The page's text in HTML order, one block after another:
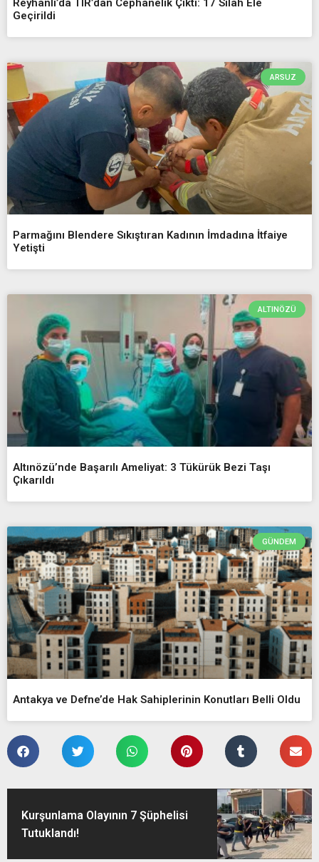
Reyhanlı’da TIR’dan Cephanelik Çıktı: 17 Silah Ele
Geçirildi
ARSUZ
Parmağını Blendere Sıkıştıran Kadının İmdadına İtfaiye
Yetişti
ALTINÖZÜ
Altınözü’nde Başarılı Ameliyat: 3 Tükürük Bezi Taşı
Çıkarıldı
GÜNDEM
Antakya ve Defne’de Hak Sahiplerinin Konutları Belli Oldu
Kurşunlama Olayının 7 Şüphelisi
Tutuklandı!